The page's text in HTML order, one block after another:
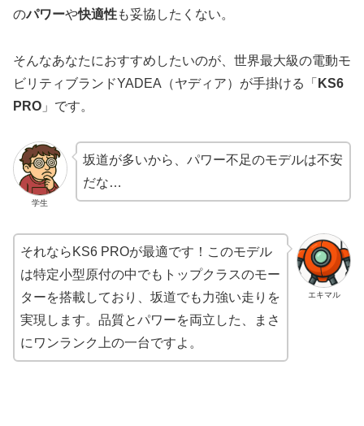
のパワーや快適性も妥協したくない。
そんなあなたにおすすめしたいのが、世界最大級の電動モ
ビリティブランドYADEA（ヤディア）が手掛ける「 KS6
PRO 」です。
学生
坂道が多いから、パワー不足のモデルは不安
だな…
エキマル
それならKS6 PROが最適です！このモデル
は特定小型原付の中でもトップクラスのモー
ターを搭載しており、坂道でも力強い走りを
実現します。品質とパワーを両立した、まさ
にワンランク上の一台ですよ。